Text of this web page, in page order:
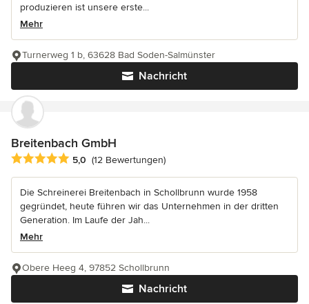
produzieren ist unsere erste...
Mehr
Nachricht
Turnerweg 1 b, 63628 Bad Soden-Salmünster
Breitenbach GmbH
Durchschnittliche Bewertung: 5 von 5 Sternen
5,0 (12 Bewertungen)
Die Schreinerei Breitenbach in Schollbrunn wurde 1958
gegründet, heute führen wir das Unternehmen in der dritten
Generation. Im Laufe der Jah...
Mehr
Nachricht
Obere Heeg 4, 97852 Schollbrunn